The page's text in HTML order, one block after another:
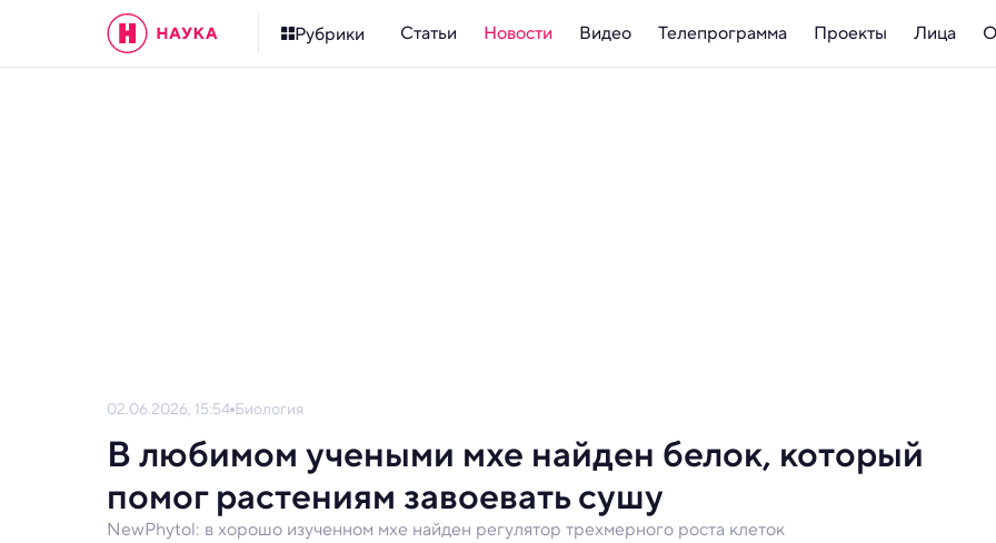
Рубрики Статьи Новости Видео Телепрограмма Проекты Лица
02.06.2026, 15:54 Биология
В любимом учеными мхе найден белок, который
помог растениям завоевать сушу
NewPhytol: в хорошо изученном мхе найден регулятор трехмерного роста клеток